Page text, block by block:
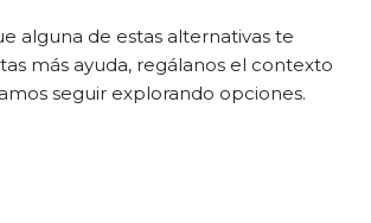
alguna de estas alternativas te
más ayuda, regálanos el contexto
seguir explorando opciones.